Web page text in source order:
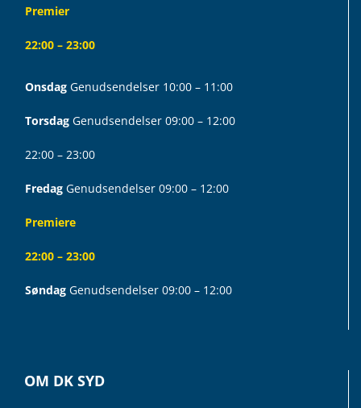
Premier
22:00 – 23:00
Onsdag Genudsendelser 10:00 – 11:00
Torsdag Genudsendelser 09:00 – 12:00
22:00 – 23:00
Fredag Genudsendelser 09:00 – 12:00
Premiere
22:00 – 23:00
Søndag Genudsendelser 09:00 – 12:00
OM DK SYD